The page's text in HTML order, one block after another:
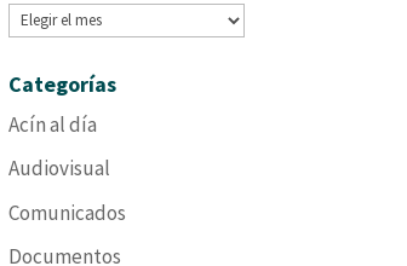
Archivos
Categorías
Acín al día
Audiovisual
Comunicados
Documentos